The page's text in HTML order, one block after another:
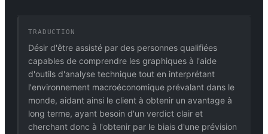
TRADUCTION
Désir d'être assisté par des personnes qualifiées
capables de comprendre les graphiques à l'aide
d'outils d'analyse technique tout en interprétant
l'environnement macroéconomique prévalant dans le
monde, aidant ainsi le client à obtenir un avantage à
long terme, ayant besoin d'un verdict clair et
cherchant donc à l'obtenir par le biais d'une prévision